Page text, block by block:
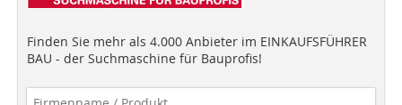
Finden Sie mehr als 4.000 Anbieter im EINKAUFSFÜHRER
BAU - der Suchmaschine für Bauprofis!